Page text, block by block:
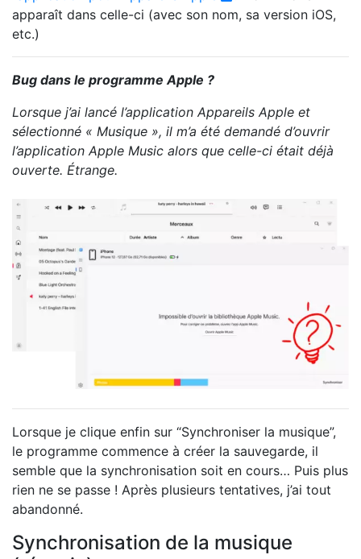
apparaît dans celle-ci (avec son nom, sa version iOS,
etc.)
Bug dans le programme Apple ?
Lorsque j’ai lancé l’application Appareils Apple et
sélectionné « Musique », il m’a été demandé d’ouvrir
l’application Apple Music alors que celle-ci était déjà
ouverte. Étrange.
Lorsque je clique enfin sur “Synchroniser la musique”,
le programme commence à créer la sauvegarde, il
semble que la synchronisation soit en cours… Puis plus
rien ne se passe ! Après plusieurs tentatives, j’ai tout
abandonné.
Synchronisation de la musique